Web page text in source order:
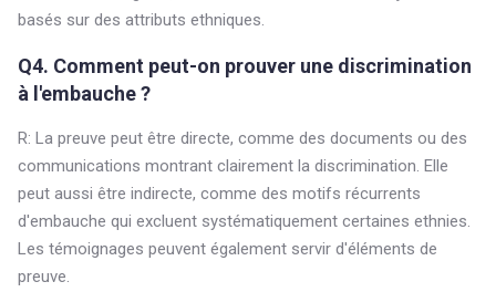
basés sur des attributs ethniques.
Q4. Comment peut-on prouver une discrimination
à l'embauche ?
R: La preuve peut être directe, comme des documents ou des
communications montrant clairement la discrimination. Elle
peut aussi être indirecte, comme des motifs récurrents
d'embauche qui excluent systématiquement certaines ethnies.
Les témoignages peuvent également servir d'éléments de
preuve.